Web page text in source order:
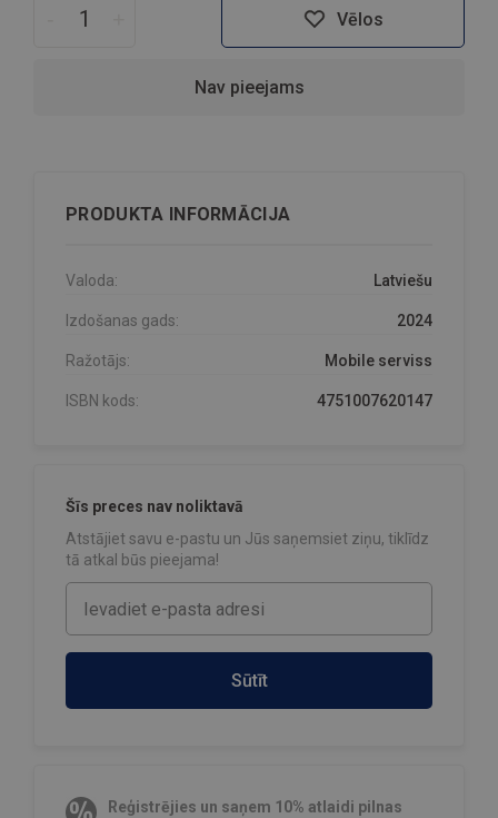
Vēlos
Nav pieejams
PRODUKTA INFORMĀCIJA
Valoda: Latviešu
Izdošanas gads: 2024
Ražotājs: Mobile serviss
ISBN kods: 4751007620147
Šīs preces nav noliktavā
Atstājiet savu e-pastu un Jūs saņemsiet ziņu, tiklīdz
tā atkal būs pieejama!
Sūtīt
Reģistrējies un saņem 10% atlaidi pilnas